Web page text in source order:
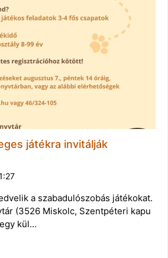
játékra invitálják
a szabadulószobás játékokat.
(3526 Miskolc, Szentpéteri kapu
kül…